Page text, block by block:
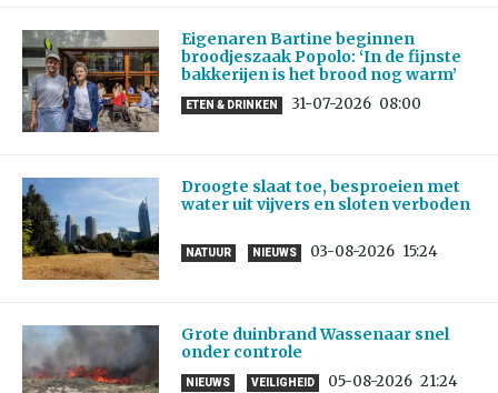
Eigenaren Bartine beginnen
broodjeszaak Popolo: ‘In de fijnste
bakkerijen is het brood nog warm’
ETEN & DRINKEN 31-07-2026 08:00
Droogte slaat toe, besproeien met
water uit vijvers en sloten verboden
NATUUR NIEUWS 03-08-2026 15:24
Grote duinbrand Wassenaar snel
onder controle
NIEUWS VEILIGHEID 05-08-2026 21:24